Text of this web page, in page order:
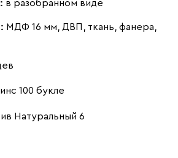
в разобранном виде
МДФ 16 мм, ДВП, ткань, фанера,
100 букле
Натуральный 6